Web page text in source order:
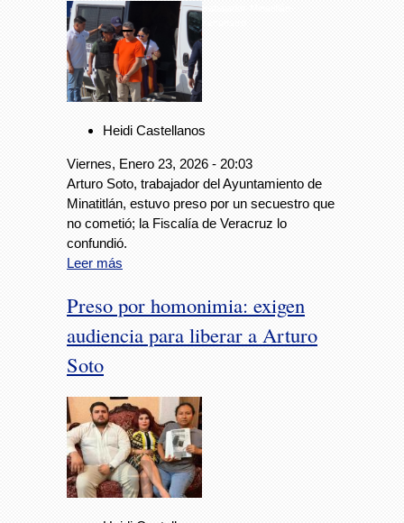
Heidi Castellanos
Viernes, Enero 23, 2026 - 20:03
Arturo Soto, trabajador del Ayuntamiento de
Minatitlán, estuvo preso por un secuestro que
no cometió; la Fiscalía de Veracruz lo
confundió.
Leer más
Preso por homonimia: exigen
audiencia para liberar a Arturo
Soto